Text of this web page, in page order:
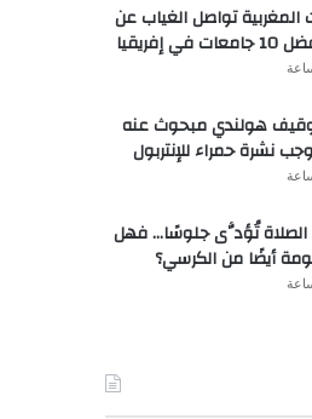
المغربية تواصل الغياب عن
إفريقيا
هولندي مبحوث عنه
نشرة حمراء للإنتربول
الصلاة تُؤدَّى جلوسًا… فهل
أيضًا من الكرسي؟